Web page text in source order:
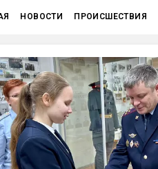
НОВОСТИ ПРОИСШЕСТВИЯ